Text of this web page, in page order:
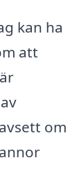
kan ha
att
om